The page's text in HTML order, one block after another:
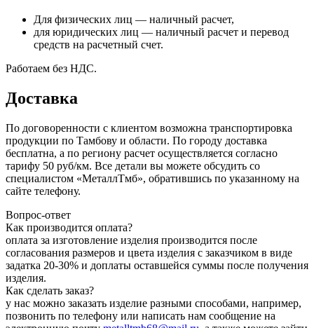
Для физических лиц — наличный расчет,
для юридических лиц — наличный расчет и перевод
средств на расчетный счет.
Работаем без НДС.
Доставка
По договоренности с клиентом возможна транспортировка
продукции по Тамбову и области. По городу доставка
бесплатна, а по региону расчет осуществляется согласно
тарифу 50 руб/км. Все детали вы можете обсудить со
специалистом «МеталлТмб», обратившись по указанному на
сайте телефону.
Вопрос-ответ
Как производится оплата?
оплата за изготовление изделия производится после
согласования размеров и цвета изделия с заказчиком в виде
задатка 20-30% и доплаты оставшейся суммы после получения
изделия.
Как сделать заказ?
у нас можно заказать изделие разными способами, например,
позвонить по телефону или написать нам сообщение на